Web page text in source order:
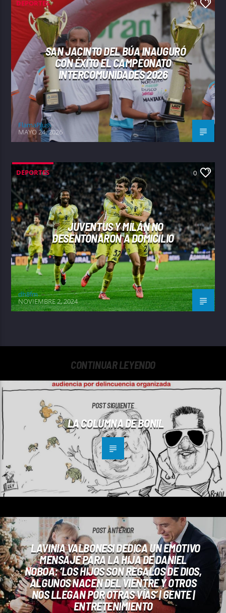
DEPORTES 0
SAN JACINTO DEL BÚA INAUGURÓ
CON ÉXITO EL CAMPEONATO
INTERCOMUNIDADES 2026
FlamaPlus
MAYO 24, 2026
DEPORTES 0
JUVENTUS Y MILÁN NO
DESENTONARON A DOMICILIO
dh8fm
NOVIEMBRE 2, 2024
CONTINUAR LEYENDO
POST SIGUIENTE
LA COLUMNA DE BONIL
POST ANTERIOR
LAVINIA VALBONESI DEDICA UN EMOTIVO
MENSAJE PARA LA HIJA DE DANIEL
NOBOA: ‘LOS HIJOS SON REGALOS DE DIOS,
ALGUNOS NACEN DEL VIENTRE Y OTROS
NOS LLEGAN POR OTRAS VÍAS’ | GENTE |
ENTRETENIMIENTO